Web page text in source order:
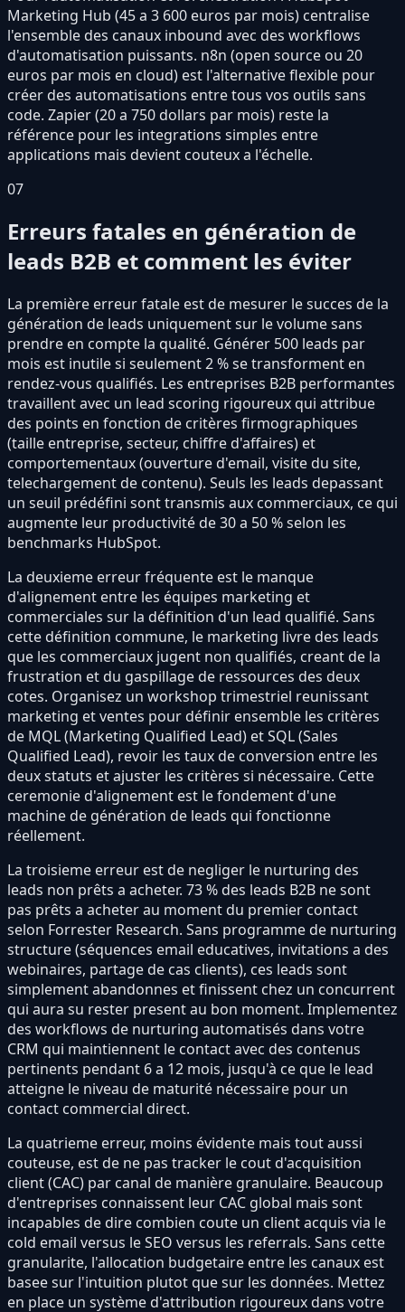
Marketing Hub (45 a 3 600 euros par mois) centralise
l'ensemble des canaux inbound avec des workflows
d'automatisation puissants. n8n (open source ou 20
euros par mois en cloud) est l'alternative flexible pour
créer des automatisations entre tous vos outils sans
code. Zapier (20 a 750 dollars par mois) reste la
référence pour les integrations simples entre
applications mais devient couteux a l'échelle.
07
Erreurs fatales en génération de
leads B2B et comment les éviter
La première erreur fatale est de mesurer le succes de la
génération de leads uniquement sur le volume sans
prendre en compte la qualité. Générer 500 leads par
mois est inutile si seulement 2 % se transforment en
rendez-vous qualifiés. Les entreprises B2B performantes
travaillent avec un lead scoring rigoureux qui attribue
des points en fonction de critères firmographiques
(taille entreprise, secteur, chiffre d'affaires) et
comportementaux (ouverture d'email, visite du site,
telechargement de contenu). Seuls les leads depassant
un seuil prédéfini sont transmis aux commerciaux, ce qui
augmente leur productivité de 30 a 50 % selon les
benchmarks HubSpot.
La deuxieme erreur fréquente est le manque
d'alignement entre les équipes marketing et
commerciales sur la définition d'un lead qualifié. Sans
cette définition commune, le marketing livre des leads
que les commerciaux jugent non qualifiés, creant de la
frustration et du gaspillage de ressources des deux
cotes. Organisez un workshop trimestriel reunissant
marketing et ventes pour définir ensemble les critères
de MQL (Marketing Qualified Lead) et SQL (Sales
Qualified Lead), revoir les taux de conversion entre les
deux statuts et ajuster les critères si nécessaire. Cette
ceremonie d'alignement est le fondement d'une
machine de génération de leads qui fonctionne
réellement.
La troisieme erreur est de negliger le nurturing des
leads non prêts a acheter. 73 % des leads B2B ne sont
pas prêts a acheter au moment du premier contact
selon Forrester Research. Sans programme de nurturing
structure (séquences email educatives, invitations a des
webinaires, partage de cas clients), ces leads sont
simplement abandonnes et finissent chez un concurrent
qui aura su rester present au bon moment. Implementez
des workflows de nurturing automatisés dans votre
CRM qui maintiennent le contact avec des contenus
pertinents pendant 6 a 12 mois, jusqu'à ce que le lead
atteigne le niveau de maturité nécessaire pour un
contact commercial direct.
La quatrieme erreur, moins évidente mais tout aussi
couteuse, est de ne pas tracker le cout d'acquisition
client (CAC) par canal de manière granulaire. Beaucoup
d'entreprises connaissent leur CAC global mais sont
incapables de dire combien coute un client acquis via le
cold email versus le SEO versus les referrals. Sans cette
granularite, l'allocation budgetaire entre les canaux est
basee sur l'intuition plutot que sur les données. Mettez
en place un système d'attribution rigoureux dans votre